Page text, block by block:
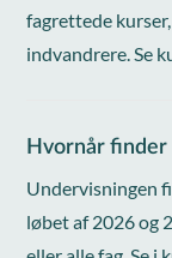
fagrettede
indvandrere. Se
Hvornår finder
Undervisningen
løbet af 2026 og